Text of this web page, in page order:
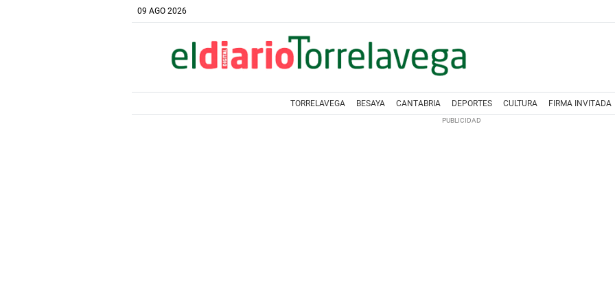
09 AGO 2026
TORRELAVEGA BESAYA CANTABRIA DEPORTES CULTURA FIRMA INVITADA